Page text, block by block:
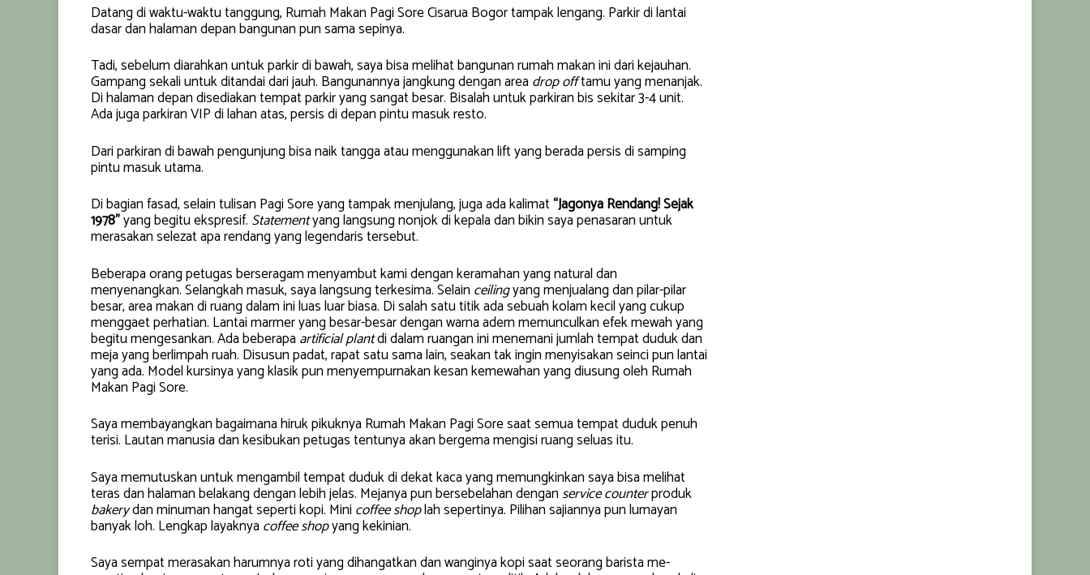
Datang di waktu-waktu tanggung, Rumah Makan Pagi Sore Cisarua Bogor tampak lengang. Parkir di lantai
dasar dan halaman depan bangunan pun sama sepinya.
Tadi, sebelum diarahkan untuk parkir di bawah, saya bisa melihat bangunan rumah makan ini dari kejauhan.
Gampang sekali untuk ditandai dari jauh. Bangunannya jangkung dengan area drop offtamu yang menanjak.
Di halaman depan disediakan tempat parkir yang sangat besar. Bisalah untuk parkiran bis sekitar 3-4 unit.
Ada juga parkiran VIP di lahan atas, persis di depan pintu masuk resto.
Dari parkiran di bawah pengunjung bisa naik tangga atau menggunakan lift yang berada persis di samping
pintu masuk utama.
Di bagian fasad, selain tulisan Pagi Sore yang tampak menjulang, juga ada kalimat“Jagonya Rendang! Sejak
1978”yang begitu ekspresif. Statementyang langsung nonjok di kepala dan bikin saya penasaran untuk
merasakan selezat apa rendang yang legendaris tersebut.
Beberapa orang petugas berseragam menyambut kami dengan keramahan yang natural dan
menyenangkan. Selangkah masuk, saya langsung terkesima. Selain ceilingyang menjualang dan pilar-pilar
besar, area makan di ruang dalam ini luas luar biasa. Di salah satu titik ada sebuah kolam kecil yang cukup
menggaet perhatian. Lantai marmer yang besar-besar dengan warna adem memunculkan efek mewah yang
begitu mengesankan. Ada beberapa artificial plantdi dalam ruangan ini menemani jumlah tempat duduk dan
meja yang berlimpah ruah. Disusun padat, rapat satu sama lain, seakan tak ingin menyisakan seinci pun lantai
yang ada. Model kursinya yang klasik pun menyempurnakan kesan kemewahan yang diusung oleh Rumah
Makan Pagi Sore.
Saya membayangkan bagaimana hiruk pikuknya Rumah Makan Pagi Sore saat semua tempat duduk penuh
terisi. Lautan manusia dan kesibukan petugas tentunya akan bergema mengisi ruang seluas itu.
Saya memutuskan untuk mengambil tempat duduk di dekat kaca yang memungkinkan saya bisa melihat
teras dan halaman belakang dengan lebih jelas. Mejanya pun bersebelahan dengan service counterproduk
bakerydan minuman hangat seperti kopi. Mini coffee shoplah sepertinya. Pilihan sajiannya pun lumayan
banyak loh. Lengkap layaknya coffee shopyang kekinian.
Saya sempat merasakan harumnya roti yang dihangatkan dan wanginya kopi saat seorang barista me-